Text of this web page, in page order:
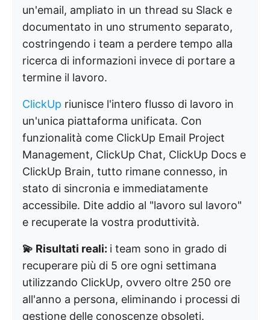
un'email, ampliato in un thread su Slack e
documentato in uno strumento separato,
costringendo i team a perdere tempo alla
ricerca di informazioni invece di portare a
termine il lavoro.
ClickUp riunisce l'intero flusso di lavoro in
un'unica piattaforma unificata. Con
funzionalità come ClickUp Email Project
Management, ClickUp Chat, ClickUp Docs e
ClickUp Brain, tutto rimane connesso, in
stato di sincronia e immediatamente
accessibile. Dite addio al "lavoro sul lavoro"
e recuperate la vostra produttività.
💫 Risultati reali: i team sono in grado di
recuperare più di 5 ore ogni settimana
utilizzando ClickUp, ovvero oltre 250 ore
all'anno a persona, eliminando i processi di
gestione delle conoscenze obsoleti.